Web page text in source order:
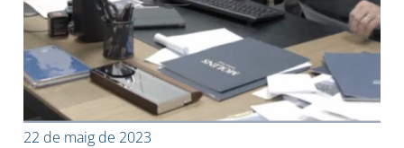
22 de maig de 2023